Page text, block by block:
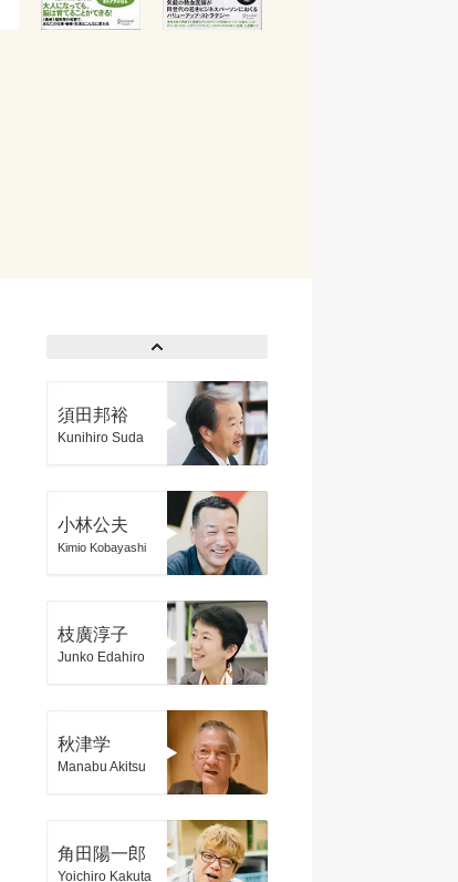
須田邦裕
Kunihiro Suda
小林公夫
Kimio Kobayashi
枝廣淳子
Junko Edahiro
秋津学
Manabu Akitsu
角田陽一郎
Yoichiro Kakuta